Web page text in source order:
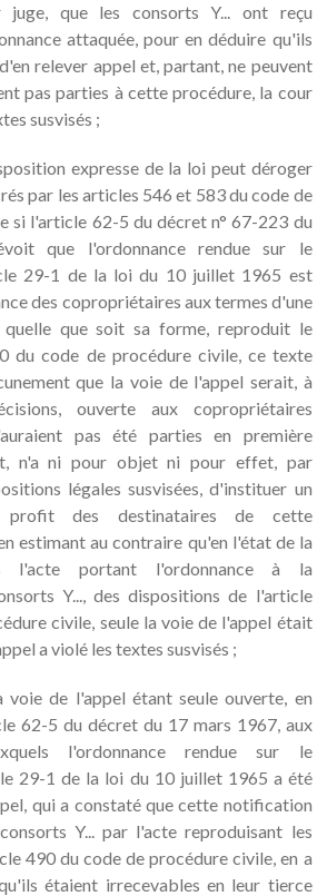
juge, que les consorts Y... ont reçu
attaquée, pour en déduire qu'ils
relever appel et, partant, ne peuvent
pas parties à cette procédure, la cour
susvisés ;
expresse de la loi peut déroger
par les articles 546 et 583 du code de
si l'article 62-5 du décret n° 67-223 du
que l'ordonnance rendue sur le
29-1 de la loi du 10 juillet 1965 est
des copropriétaires aux termes d'une
quelle que soit sa forme, reproduit le
du code de procédure civile, ce texte
que la voie de l'appel serait, à
ouverte aux copropriétaires
pas été parties en première
n'a ni pour objet ni pour effet, par
légales susvisées, d'instituer un
des destinataires de cette
estimant au contraire qu'en l'état de la
l'acte portant l'ordonnance à la
Y..., des dispositions de l'article
civile, seule la voie de l'appel était
a violé les textes susvisés ;
voie de l'appel étant seule ouverte, en
62-5 du décret du 17 mars 1967, aux
l'ordonnance rendue sur le
29-1 de la loi du 10 juillet 1965 a été
qui a constaté que cette notification
Y... par l'acte reproduisant les
490 du code de procédure civile, en a
étaient irrecevables en leur tierce